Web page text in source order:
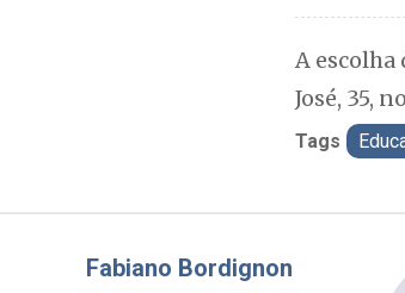
A escolha
José, 35,
Tags
Misael Elias